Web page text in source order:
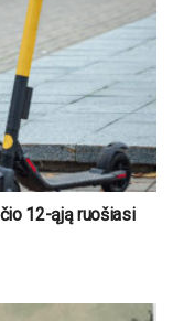
12-ąją ruošiasi